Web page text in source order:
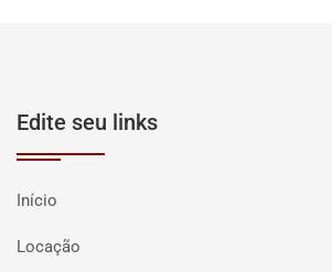
Edite seu links
Início
Locação